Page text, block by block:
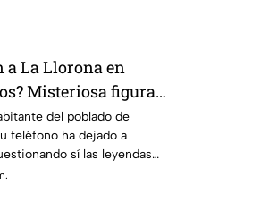
a La Llorona en
Misteriosa figura y
Morelos,
del poblado de
teléfono ha dejado a
sí las leyendas
en generación